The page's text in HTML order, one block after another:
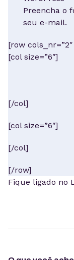
Preencha o
seu e-mail.
[row
[col size=”6″]
[/col]
[col size=”6″]
[/col]
[/row]
Fique ligado no